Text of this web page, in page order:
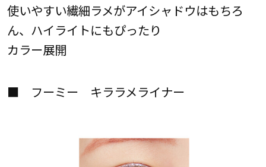
使いやすい繊細ラメがアイシャドウはもちろ
ん、ハイライトにもぴったり
カラー展開
■ フーミー キララメライナー